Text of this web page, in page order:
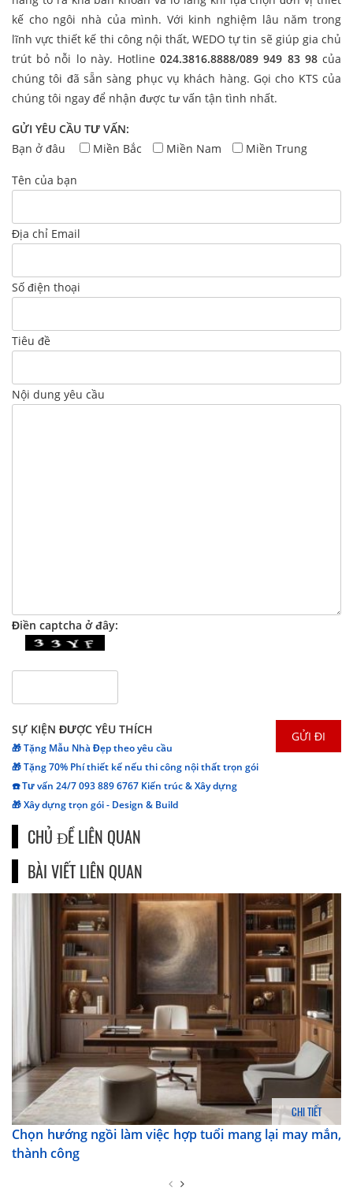
kế cho ngôi nhà của mình. Với kinh nghiệm lâu năm trong
lĩnh vực thiết kế thi công nội thất, WEDO tự tin sẽ giúp gia chủ
trút bỏ nỗi lo này. Hotline024.3816.8888/089 949 83 98của
chúng tôi đã sẵn sàng phục vụ khách hàng. Gọi cho KTS của
chúng tôi ngay để nhận được tư vấn tận tình nhất.
GỬI YÊU CẦU TƯ VẤN:
Bạn ở đâu
Miền Bắc Miền Nam Miền Trung
Tên của bạn
Địa chỉ Email
Số điện thoại
Tiêu đề
Nội dung yêu cầu
Điền captcha ở đây:
SỰ KIỆN ĐƯỢC YÊU THÍCH
🎁 Tặng Mẫu Nhà Đẹp theo yêu cầu
🎁 Tặng 70% Phí thiết kế nếu thi công nội thất trọn gói
☎️ Tư vấn 24/7 093 889 6767 Kiến trúc & Xây dựng
🎁 Xây dựng trọn gói - Design & Build
CHỦ ĐỀ LIÊN QUAN
BÀI VIẾT LIÊN QUAN
CHI TIẾT
Chọn hướng ngồi làm việc hợp tuổi mang lại may mắn,
thành công